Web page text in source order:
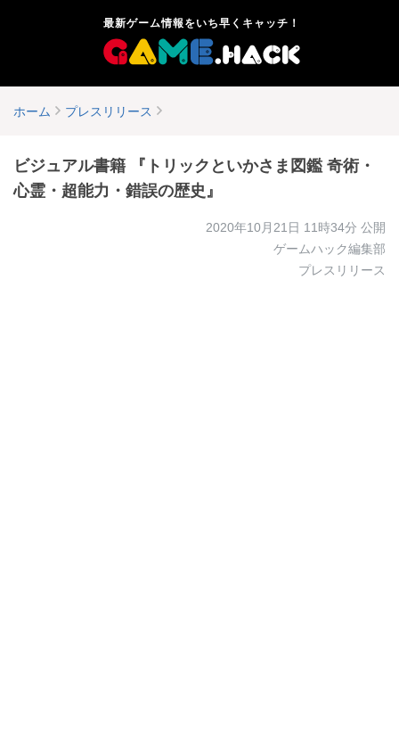
最新ゲーム情報をいち早くキャッチ！
ホーム プレスリリース
ビジュアル書籍 『トリックといかさま図鑑 奇術・
心霊・超能力・錯誤の歴史』
2020年10月21日 11時34分 公開
ゲームハック編集部
プレスリリース